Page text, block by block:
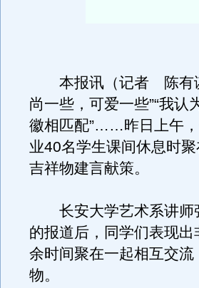
本报讯（记者 陈有谋
尚一些，可爱一些”“我
徽相匹配”……昨日上午
业40名学生课间休息时
吉祥物建言献策。
长安大学艺术系讲师
的报道后，同学们表现
余时间聚在一起相互交
物。